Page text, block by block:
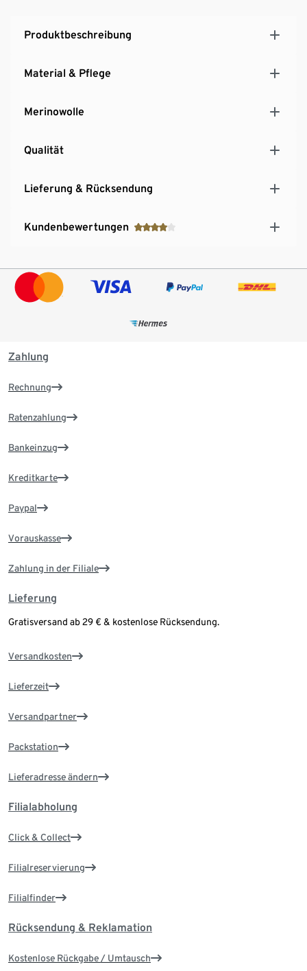
Produktbeschreibung
Material & Pflege
Merinowolle
Qualität
Lieferung & Rücksendung
Kundenbewertungen
Zahlung
Rechnung
Ratenzahlung
Bankeinzug
Kreditkarte
Paypal
Vorauskasse
Zahlung in der Filiale
Lieferung
Gratisversand ab 29 € & kostenlose Rücksendung.
Versandkosten
Lieferzeit
Versandpartner
Packstation
Lieferadresse ändern
Filialabholung
Click & Collect
Filialreservierung
Filialfinder
Rücksendung & Reklamation
Kostenlose Rückgabe / Umtausch